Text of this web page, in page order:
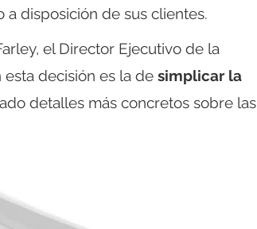
disposición de sus clientes.
el Director Ejecutivo de la
decisión es la de simplicar la
detalles más concretos sobre las